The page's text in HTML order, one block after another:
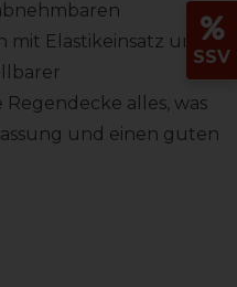
mit Elastikeinsatz und
alles, was
und einen guten
SSV